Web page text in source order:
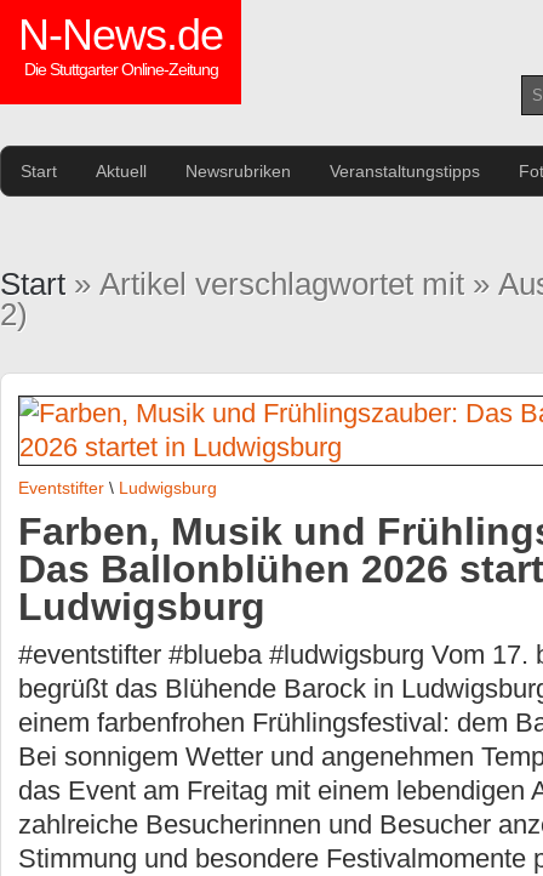
N-News.de
Die Stuttgarter Online-Zeitung
Start Aktuell Newsrubriken Veranstaltungstipps
Start » Artikel verschlagwortet mit »
2)
Eventstifter \ Ludwigsburg
Farben, Musik und
Das Ballonblühen 2026
Ludwigsburg
#eventstifter #blueba #ludwigsburg Vom 17.
begrüßt das Blühende Barock in
einem farbenfrohen Frühlingsfestival: dem
Bei sonnigem Wetter und angenehmen
das Event am Freitag mit einem lebendigen
zahlreiche Besucherinnen und Besucher
Stimmung und besondere Festivalmomente